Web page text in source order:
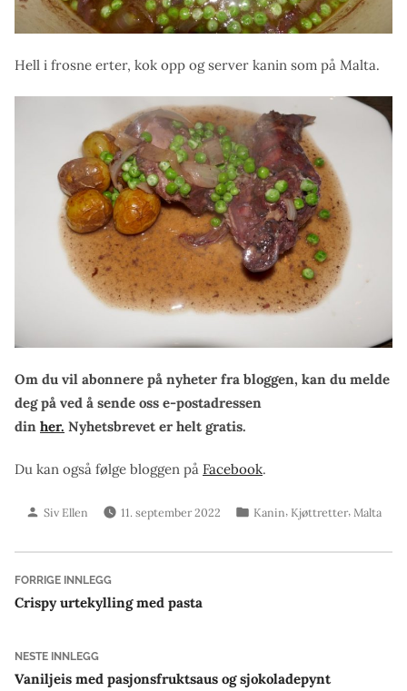
Hell i frosne erter, kok opp og server kanin som på Malta.
Om du vil abonnere på nyheter fra bloggen, kan du melde
deg på ved å sende oss e-postadressen
din her. Nyhetsbrevet er helt gratis.
Du kan også følge bloggen på Facebook.
Skrevet
Siv Ellen 11. september 2022
Publisert
Kanin, Kjøttretter, Malta
Innleggsnavigasjon
FORRIGE INNLEGGForrige
innlegg:
Crispy urtekylling med pasta
NESTE INNLEGGNeste
innlegg:
Vaniljeis med pasjonsfruktsaus og sjokoladepynt